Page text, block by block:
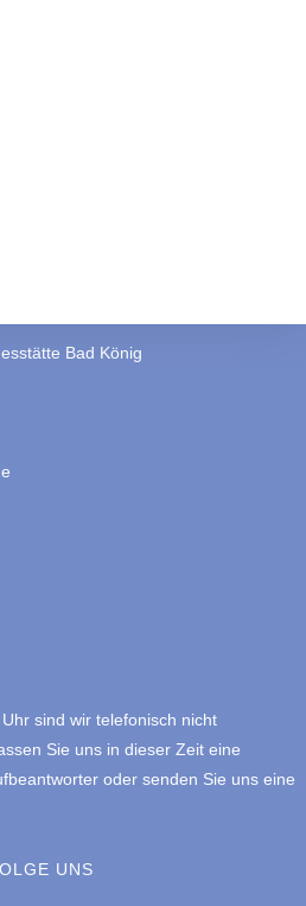
Bad König
sind wir telefonisch nicht
Sie uns in dieser Zeit eine
oder senden Sie uns eine
UNS